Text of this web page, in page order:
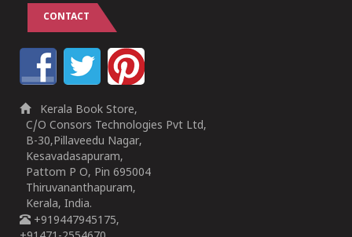
CONTACT
Kerala Book Store,
C/O Consors Technologies Pvt Ltd,
B-30,Pillaveedu Nagar,
Kesavadasapuram,
Pattom P O, Pin 695004
Thiruvananthapuram,
Kerala, India.
+919447945175,